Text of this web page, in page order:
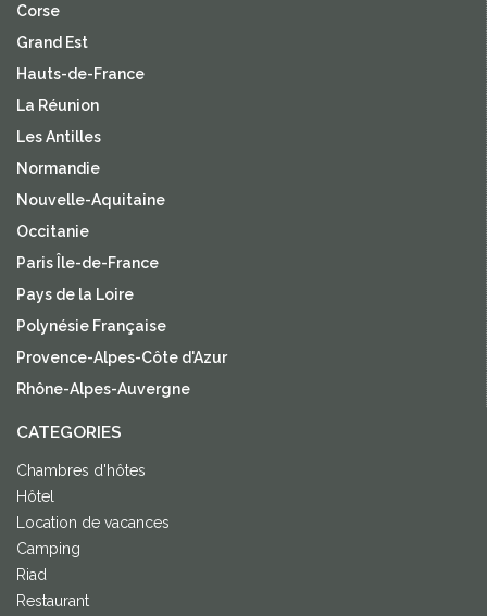
Corse
Grand Est
Hauts-de-France
La Réunion
Les Antilles
Normandie
Nouvelle-Aquitaine
Occitanie
Paris Île-de-France
Pays de la Loire
Polynésie Française
Provence-Alpes-Côte d'Azur
Rhône-Alpes-Auvergne
CATEGORIES
Chambres d'hôtes
Hôtel
Location de vacances
Camping
Riad
Restaurant